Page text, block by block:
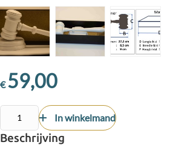
€59,00
In winkelmand
Beschrijving